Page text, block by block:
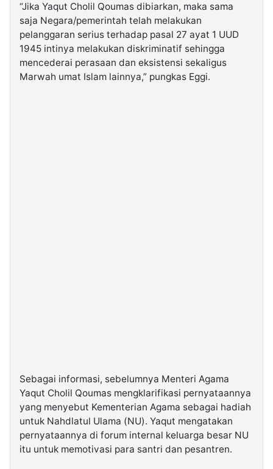
“Jika Yaqut Cholil Qoumas dibiarkan, maka sama
saja Negara/pemerintah telah melakukan
pelanggaran serius terhadap pasal 27 ayat 1 UUD
1945 intinya melakukan diskriminatif sehingga
mencederai perasaan dan eksistensi sekaligus
Marwah umat Islam lainnya,” pungkas Eggi.
Sebagai informasi, sebelumnya Menteri Agama
Yaqut Cholil Qoumas mengklarifikasi pernyataannya
yang menyebut Kementerian Agama sebagai hadiah
untuk Nahdlatul Ulama (NU). Yaqut mengatakan
pernyataannya di forum internal keluarga besar NU
itu untuk memotivasi para santri dan pesantren.